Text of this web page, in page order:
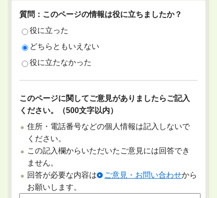
質問：このページの情報は役に立ちましたか？
役に立った
どちらともいえない
役に立たなかった
このページに関してご意見がありましたらご記入
ください。（500文字以内）
住所・電話番号などの個人情報は記入しないで
ください。
この記入欄からいただいたご意見には回答でき
ません。
回答が必要な内容は
ご意見・お問い合わせから
お願いします。